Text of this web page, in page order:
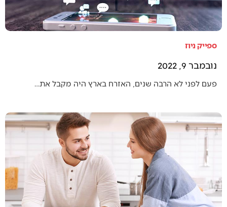
ספייק ניוז
נובמבר 9, 2022
פעם לפני לא הרבה שנים, האזרח בארץ היה מקבל את…